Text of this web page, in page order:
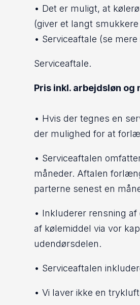
• Det er muligt, at
(giver et langt
• Serviceaftale (se
Serviceaftale.
Pris inkl. arbejdsløn og
• Hvis der tegnes en
der mulighed for at
• Serviceaftalen
måneder. Aftalen
parterne senest en
• Inkluderer rensning
af kølemiddel via vor
udendørsdelen.
• Serviceaftalen
• Vi laver ikke en